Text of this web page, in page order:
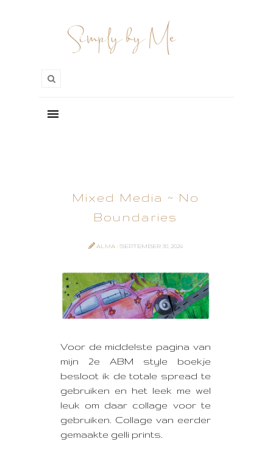
Mixed Media ~ No
Boundaries
ALMA - SEPTEMBER 30, 2024
Voor de middelste pagina van
mijn 2e ABM style boekje
besloot ik de totale spread te
gebruiken en het leek me wel
leuk om daar collage voor te
gebruiken. Collage van eerder
gemaakte gelli prints.